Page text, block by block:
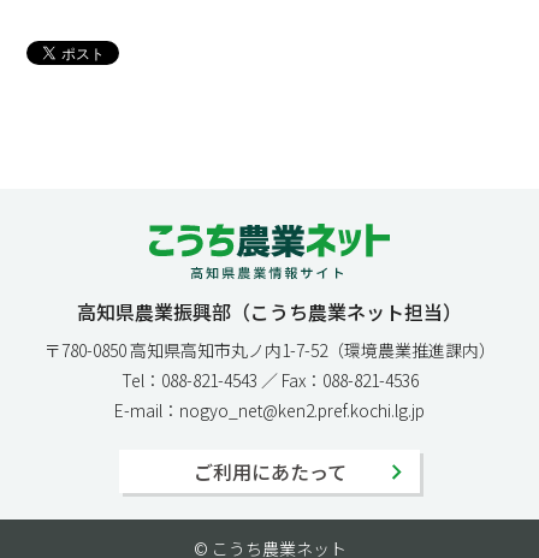
高知県農業振興部（こうち農業ネット担当）
〒780-0850 高知県高知市丸ノ内1-7-52（環境農業推進課内）
Tel：088-821-4543 ／ Fax：088-821-4536
E-mail：nogyo_net@ken2.pref.kochi.lg.jp
ご利用にあたって
© こうち農業ネット